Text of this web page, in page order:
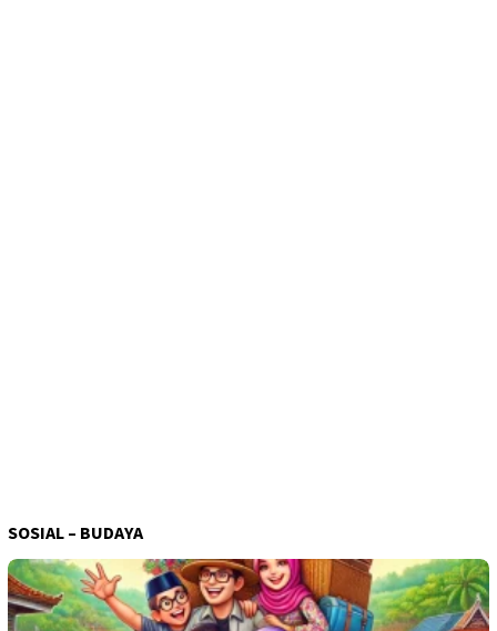
SOSIAL – BUDAYA